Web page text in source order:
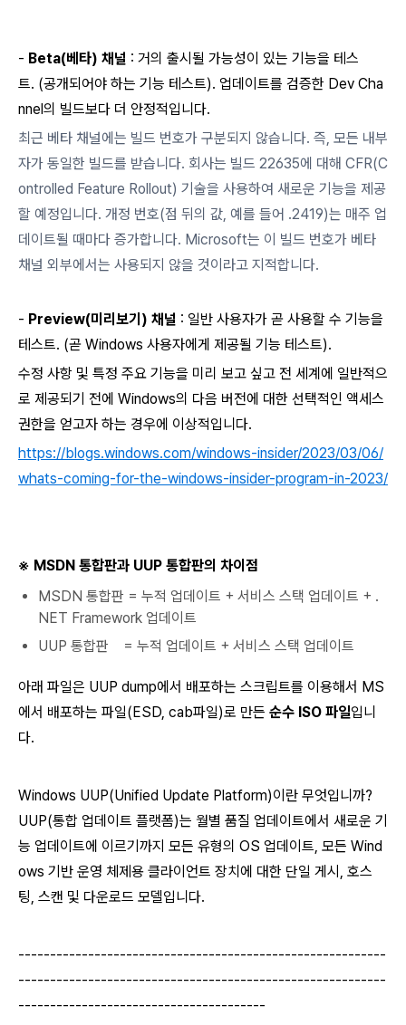
- Beta(베타) 채널 : 거의 출시될 가능성이 있는 기능을 테스
트. (공개되어야 하는 기능 테스트). 업데이트를 검증한 Dev Cha
nnel의 빌드보다 더 안정적입니다.
최근 베타 채널에는 빌드 번호가 구분되지 않습니다. 즉, 모든 내부
자가 동일한 빌드를 받습니다. 회사는 빌드 22635에 대해 CFR(C
ontrolled Feature Rollout) 기술을 사용하여 새로운 기능을 제공
할 예정입니다. 개정 번호(점 뒤의 값, 예를 들어 .2419)는 매주 업
데이트될 때마다 증가합니다. Microsoft는 이 빌드 번호가 베타
채널 외부에서는 사용되지 않을 것이라고 지적합니다.
- Preview(미리보기) 채널 : 일반 사용자가 곧 사용할 수 기능을
테스트. (곧 Windows 사용자에게 제공될 기능 테스트).
수정 사항 및 특정 주요 기능을 미리 보고 싶고 전 세계에 일반적으
로 제공되기 전에 Windows의 다음 버전에 대한 선택적인 액세스
권한을 얻고자 하는 경우에 이상적입니다.
https://blogs.windows.com/windows-insider/2023/03/06/
whats-coming-for-the-windows-insider-program-in-2023/
※ MSDN 통합판과 UUP 통합판의 차이점
MSDN 통합판 = 누적 업데이트 + 서비스 스택 업데이트 + .
NET Framework 업데이트
UUP 통합판 = 누적 업데이트 + 서비스 스택 업데이트
아래 파일은 UUP dump에서 배포하는 스크립트를 이용해서 MS
에서 배포하는 파일(ESD, cab파일)로 만든 순수 ISO 파일입니
다.
Windows UUP(Unified Update Platform)이란 무엇입니까?
UUP(통합 업데이트 플랫폼)는 월별 품질 업데이트에서 새로운 기
능 업데이트에 이르기까지 모든 유형의 OS 업데이트, 모든 Wind
ows 기반 운영 체제용 클라이언트 장치에 대한 단일 게시, 호스
팅, 스캔 및 다운로드 모델입니다.
----------------------------------------------------------
----------------------------------------------------------
---------------------------------------